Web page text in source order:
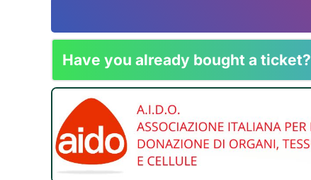
Have you already bought a ticket?